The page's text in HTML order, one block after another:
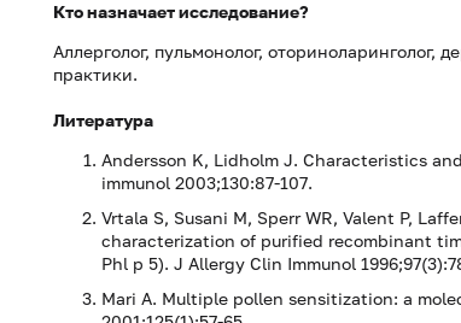
Кто назначает исследование?
Аллерголог, пульмонолог, оториноларинголог,
практики.
Литература
Andersson K, Lidholm J. Characteristics
immunol 2003;130:87-107.
Vrtala S, Susani M, Sperr WR, Valent P,
characterization of purified recombinant
Phl p 5). J Allergy Clin Immunol
Mari A. Multiple pollen sensitization: a